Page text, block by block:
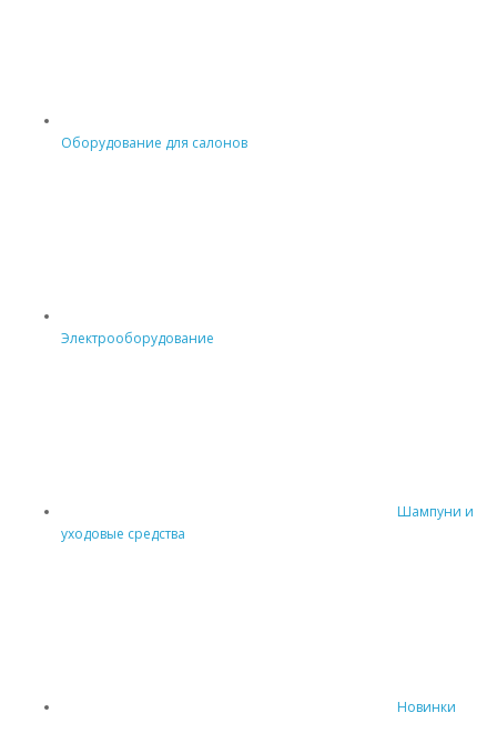
Оборудование для салонов
Электрооборудование
Шампуни и
уходовые средства
Новинки